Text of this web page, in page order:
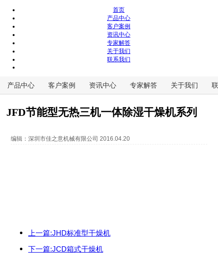
首页
产品中心
客户案例
资讯中心
专家解答
关于我们
联系我们
产品中心 客户案例 资讯中心 专家解答 关于我们
JFD节能型无热三机一体除湿干燥机系列
编辑：深圳市佳之意机械有限公司 2016.04.20
上一篇:JHD标准型干燥机
下一篇:JCD箱式干燥机